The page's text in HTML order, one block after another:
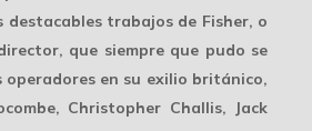
destacables trabajos de Fisher, o
que siempre que pudo se
operadores en su exilio británico,
Christopher Challis, Jack